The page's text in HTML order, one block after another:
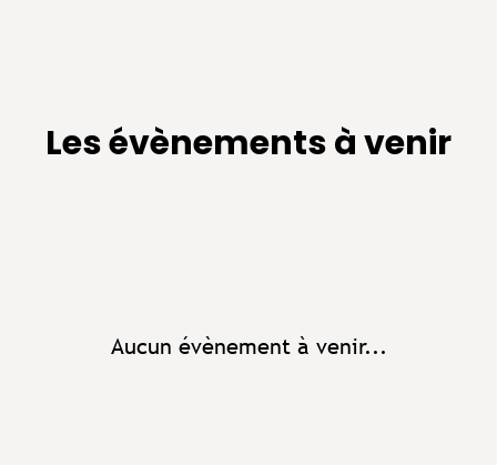
Les évènements à venir
Aucun évènement à venir...